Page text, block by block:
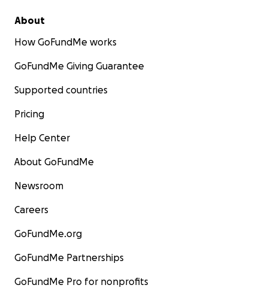
About
How GoFundMe works
GoFundMe Giving Guarantee
Supported countries
Pricing
Help Center
About GoFundMe
Newsroom
Careers
GoFundMe.org
GoFundMe Partnerships
GoFundMe Pro for nonprofits